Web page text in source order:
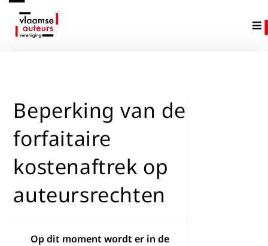
Beperking van de
forfaitaire
kostenaftrek op
auteursrechten
Op dit moment wordt er in de